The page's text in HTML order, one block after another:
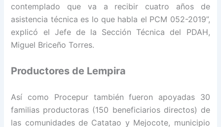
contemplado que va a recibir cuatro años de
asistencia técnica es lo que habla el PCM 052-2019”,
explicó el Jefe de la Sección Técnica del PDAH,
Miguel Briceño Torres.
Productores de Lempira
Así como Procepur también fueron apoyadas 30
familias productoras (150 beneficiarios directos) de
las comunidades de Catatao y Mejocote, municipio